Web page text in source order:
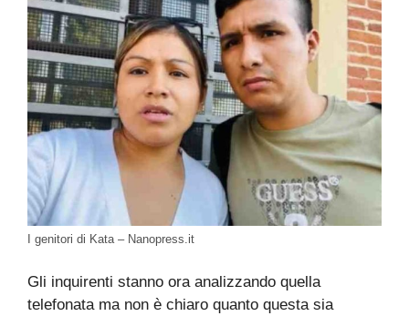
I genitori di Kata – Nanopress.it
Gli inquirenti stanno ora analizzando quella
telefonata ma non è chiaro quanto questa sia